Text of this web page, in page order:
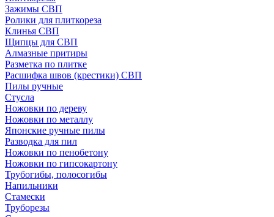
Зажимы СВП
Ролики для плиткореза
Клинья СВП
Щипцы для СВП
Алмазные притиры
Разметка по плитке
Расшифка швов (крестики) СВП
Пилы ручные
Стусла
Ножовки по дереву
Ножовки по металлу
Японские ручные пилы
Разводка для пил
Ножовки по пенобетону
Ножовки по гипсокартону
Трубогибы, полосогибы
Напильники
Стамески
Труборезы